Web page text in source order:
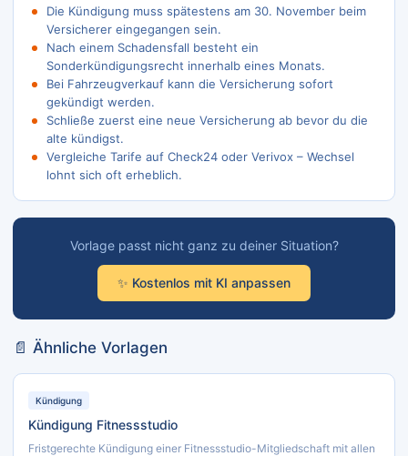
Die Kündigung muss spätestens am 30. November beim
Versicherer eingegangen sein.
Nach einem Schadensfall besteht ein
Sonderkündigungsrecht innerhalb eines Monats.
Bei Fahrzeugverkauf kann die Versicherung sofort
gekündigt werden.
Schließe zuerst eine neue Versicherung ab bevor du die
alte kündigst.
Vergleiche Tarife auf Check24 oder Verivox – Wechsel
lohnt sich oft erheblich.
Vorlage passt nicht ganz zu deiner Situation?
✨ Kostenlos mit KI anpassen
📄 Ähnliche Vorlagen
Kündigung
Kündigung Fitnessstudio
Fristgerechte Kündigung einer Fitnessstudio-Mitgliedschaft mit allen